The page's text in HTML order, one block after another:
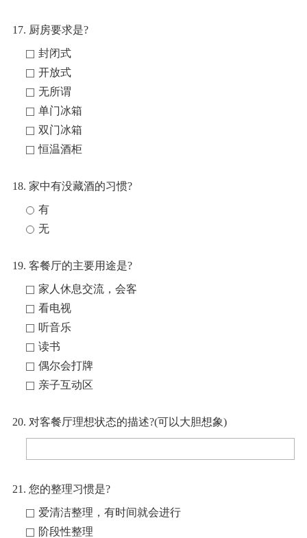
17. 厨房要求是?
封闭式
开放式
无所谓
单门冰箱
双门冰箱
恒温酒柜
18. 家中有没藏酒的习惯?
有
无
19. 客餐厅的主要用途是?
家人休息交流，会客
看电视
听音乐
读书
偶尔会打牌
亲子互动区
20. 对客餐厅理想状态的描述?(可以大胆想象)
21. 您的整理习惯是?
爱清洁整理，有时间就会进行
阶段性整理